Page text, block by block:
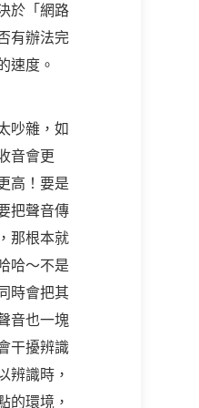
於「網路
有辦法完
速度。
吵雜，如
音會更
高！要是
把聲音傳
那根本就
哈～不是
時會把其
音也一塊
干擾辨識
辨識時，
的環境，